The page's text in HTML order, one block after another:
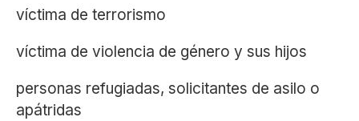
víctima de terrorismo
víctima de violencia de género y sus hijos
personas refugiadas, solicitantes de asilo o
apátridas